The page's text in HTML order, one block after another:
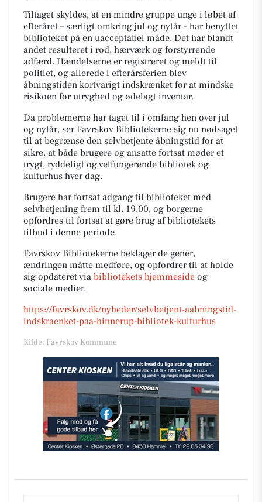
Tiltaget skyldes, at en mindre gruppe unge i løbet af
efteråret – særligt omkring jul og nytår – har benyttet
biblioteket på en uacceptabel måde. Det har blandt
andet resulteret i rod, hærværk og forstyrrende
adfærd. Hændelserne er registreret og meldt til
politiet, og allerede i efterårsferien blev
åbningstiden kortvarigt indskrænket for at mindske
risikoen for utryghed og ødelagt inventar.
Da problemerne har taget til i omfang hen over jul
og nytår, ser Favrskov Bibliotekerne sig nu nødsaget
til at begrænse den selvbetjente åbningstid for at
sikre, at både brugere og ansatte fortsat møder et
trygt, ryddeligt og velfungerende bibliotek og
kulturhus hver dag.
Brugere har fortsat adgang til biblioteket med
selvbetjening frem til kl. 19.00, og borgerne
opfordres til fortsat at gøre brug af bibliotekets
tilbud i denne periode.
Favrskov Bibliotekerne beklager de gener,
ændringen måtte medføre, og opfordrer til at holde
sig opdateret via bibliotekets hjemmeside og
sociale medier.
https://favrskov.dk/nyheder/selvbetjent-aabningstid-
indskraenket-paa-hinnerup-bibliotek-kulturhus
Kilde: Favrskov Kommune